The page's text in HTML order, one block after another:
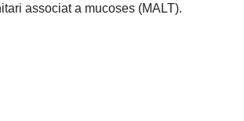
associat a mucoses (MALT).